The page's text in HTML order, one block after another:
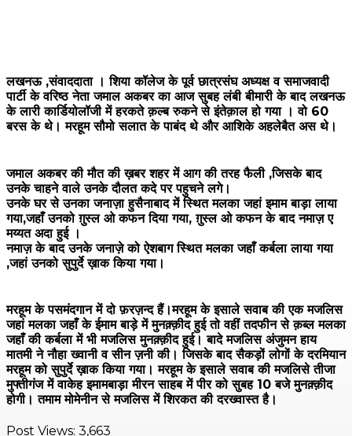
लखनऊ ,संवाददाता । शिया कॉलेज के पूर्व छात्रसंघ अध्यक्ष व समाजवादी
पार्टी के वरिष्ठ नेता जमाल अकबर का आज सुबह लंबी बीमारी के बाद लखनऊ
के लारी कार्डियोलॉजी में हरकते क़ल्ब रुकने से इंतेक़ाल हो गया । वो 60
बरस के थे। मरहूम सौमो सलात के पाबंद थे और आशिके अहलेबैत अस थे।
जमाल अकबर की मौत की ख़बर शहर में आग की तरह फैली ,जिसके बाद
उनके चाहने वाले उनके दौलत कदे पर पहुचने लगे।
उनके घर से उनका जनाज़ा हुसैनाबाद में स्थित मलका जहां इमाम बाड़ा लाया
गया,जहाँ उनको ग़ुस्ल ओ कफन दिया गया, ग़ुस्ल ओ कफन के बाद नमाज़ ए
मय्यत अदा हुई ।
नमाज़ के बाद उनके जनाज़े को ऐशबाग स्थित मलका जहाँ कर्बला लाया गया
,जहां उनको सुपुर्दे ख़ाक किया गया।
मरहूम के पसमंदगान में दो फ़रज़न्द हैं।मरहूम के इसाले सवाब की एक मजलिस
जहां मलका जहाँ के ईमाम बाड़े में मुनक़्क़ीद हुई तो वहीं तदफीन से क़ब्ल मलका
जहाँ की कर्बला में भी मजलिस मुनक़्क़ीद हुई। बादे मजलिस अंजुमन हाय
मातमी ने नौहा ख्वानी व सीन ज़नी की। जिसके बाद सैकड़ों लोगों के दरमियान
मरहूम को सुपुर्दे ख़ाक किया गया। मरहूम के इसाले सवाब की मजलिसे तीजा
मुफ्तीगंज में वाकेह इमामबाड़ा मीरन साहब में पीर को सुबह 10 बजे मुनक़्क़ीद
होगी। तमाम मोमेनीन से मजलिस में शिरकत की दरख्वास्त है।
Post Views: 3,663